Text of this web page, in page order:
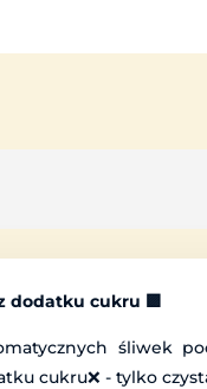
dodatku cukru 🟪
śliwek
cukru❌ - tylko